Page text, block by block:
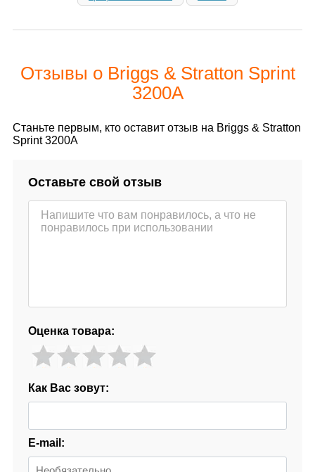
Отзывы о Briggs & Stratton Sprint
3200A
Станьте первым, кто оставит отзыв на Briggs & Stratton
Sprint 3200A
Оставьте свой отзыв
Оценка товара:
Как Вас зовут:
E-mail: